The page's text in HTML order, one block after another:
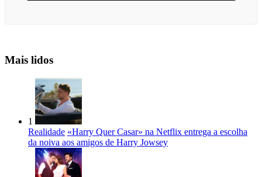
Mais lidos
1
Realidade «Harry Quer Casar» na Netflix entrega a escolha
da noiva aos amigos de Harry Jowsey